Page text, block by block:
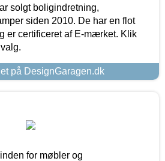
solgt boligindretning,
siden 2010. De har en flot
er certificeret af E-mærket. Klik
på DesignGaragen.dk
for møbler og